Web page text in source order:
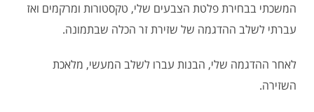
המשכתי בבחירת פלטת הצבעים שלי, טקסטורות ומרקמים ואז
עברתי לשלב ההדגמה של שזירת זר הכלה שבתמונה.
לאחר ההדגמה שלי, הבנות עברו לשלב המעשי, מלאכת
השזירה.